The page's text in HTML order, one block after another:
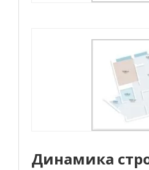
Динамика